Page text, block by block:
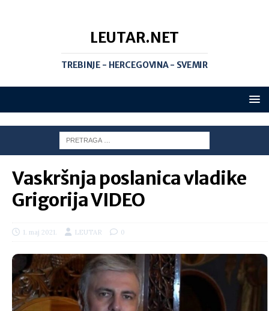
LEUTAR.NET
TREBINJE - HERCEGOVINA - SVEMIR
Vaskršnja poslanica vladike
Grigorija VIDEO
1. maj 2021. LEUTAR 0